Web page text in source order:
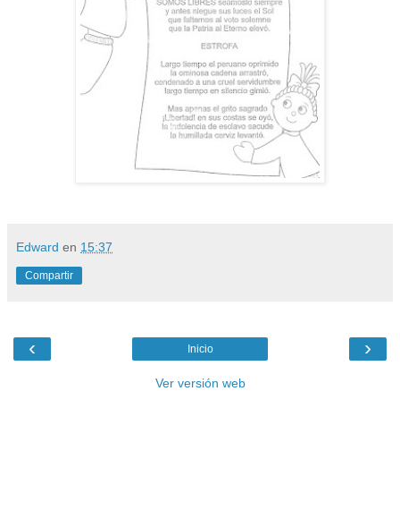
Edward en 15:37
Compartir
‹ ›
Inicio
Ver versión web